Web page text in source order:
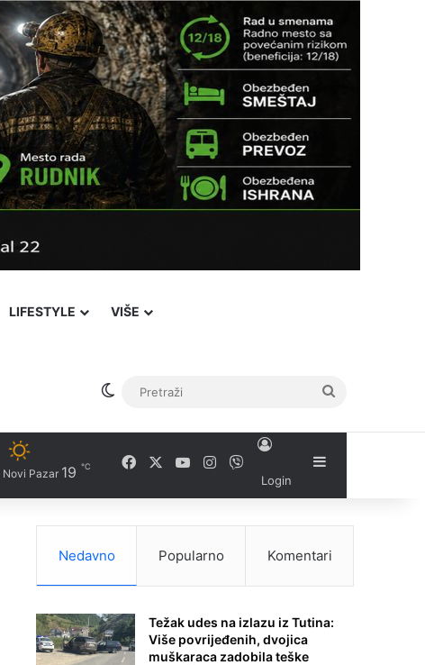
LIFESTYLE VIŠE
Switch skin
Novi Pazar 19 ℃ FacebookYouTubeInstagram
Viber
Login
Sidebar
Nedavno Popularno Komentari
Težak udes na izlazu iz Tutina:
Više povrijeđenih, dvojica
muškaraca zadobila teške